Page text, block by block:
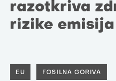
razotkriva
rizike
EU FOSILNA GORIVA